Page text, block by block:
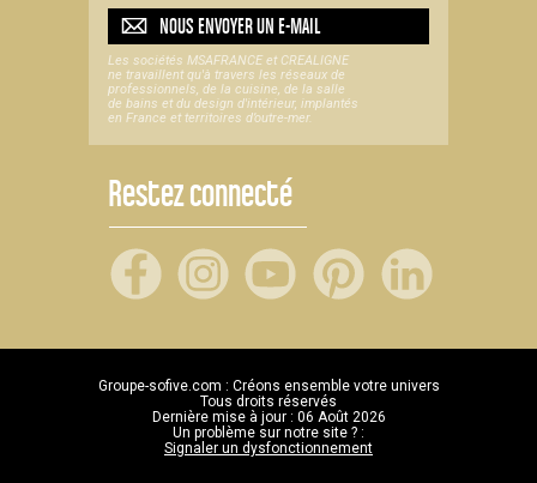
NOUS ENVOYER UNE-MAIL
Les sociétés MSAFRANCE et CREALIGNE
ne travaillent qu'à travers les réseaux de
professionnels, de la cuisine, de la salle
de bains et du design d'intérieur, implantés
en France et territoires d’outre-mer.
Restez connecté
Groupe-sofive.com : Créons ensemble votre univers
Tous droits réservés
Dernière mise à jour : 06 Août 2026
Un problème sur notre site ? :
Signaler un dysfonctionnement